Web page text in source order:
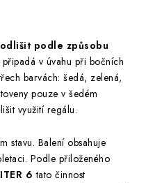
odlišit podle způsobu
v úvahu při bočních
barvách: šedá, zelená,
pouze v šedém
využití regálu.
stavu. Balení obsahuje
Podle přiloženého
6 tato činnost